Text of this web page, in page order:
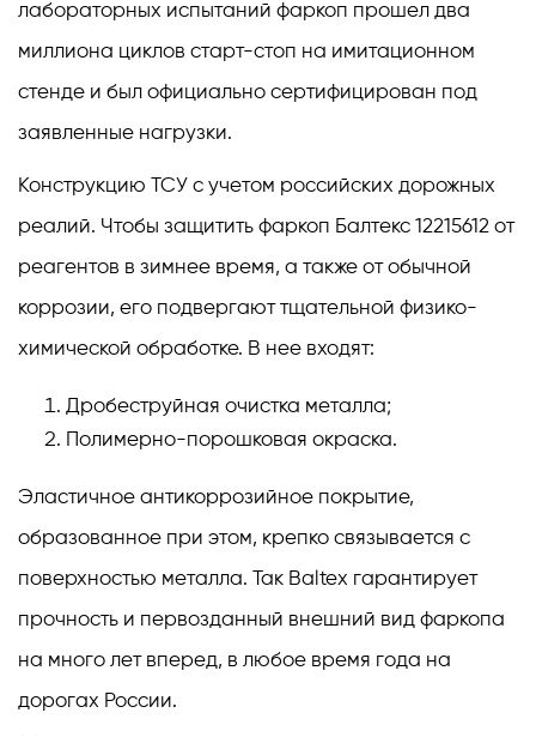
лабораторных испытаний фаркоп прошел два
миллиона циклов старт-стоп на имитационном
стенде и был официально сертифицирован под
заявленные нагрузки.
Конструкцию ТСУ с учетом российских дорожных
реалий. Чтобы защитить фаркоп Балтекс 12215612 от
реагентов в зимнее время, а также от обычной
коррозии, его подвергают тщательной физико-
химической обработке. В нее входят:
Дробеструйная очистка металла;
Полимерно-порошковая окраска.
Эластичное антикоррозийное покрытие,
образованное при этом, крепко связывается с
поверхностью металла. Так Baltex гарантирует
прочность и первозданный внешний вид фаркопа
на много лет вперед, в любое время года на
дорогах России.